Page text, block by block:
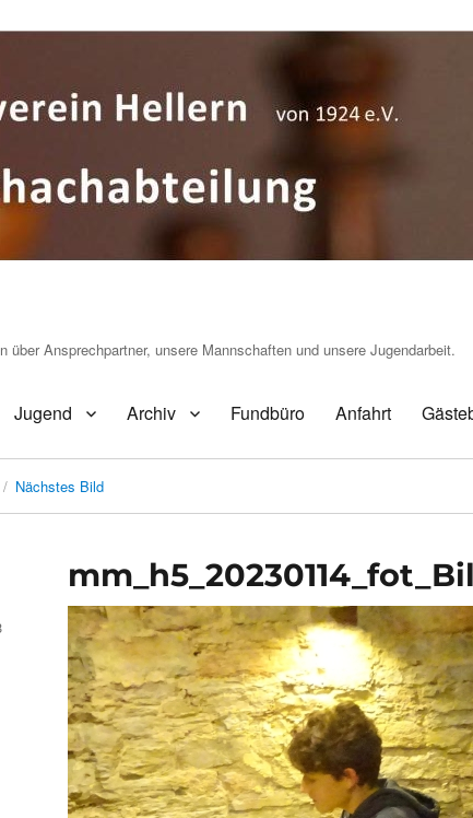
Ansprechpartner, unsere Mannschaften und unsere Jugendarbeit.
Jugend Archiv Fundbüro Anfahrt
Nächstes Bild